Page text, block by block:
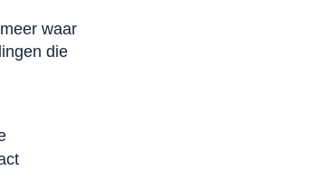
waar
die